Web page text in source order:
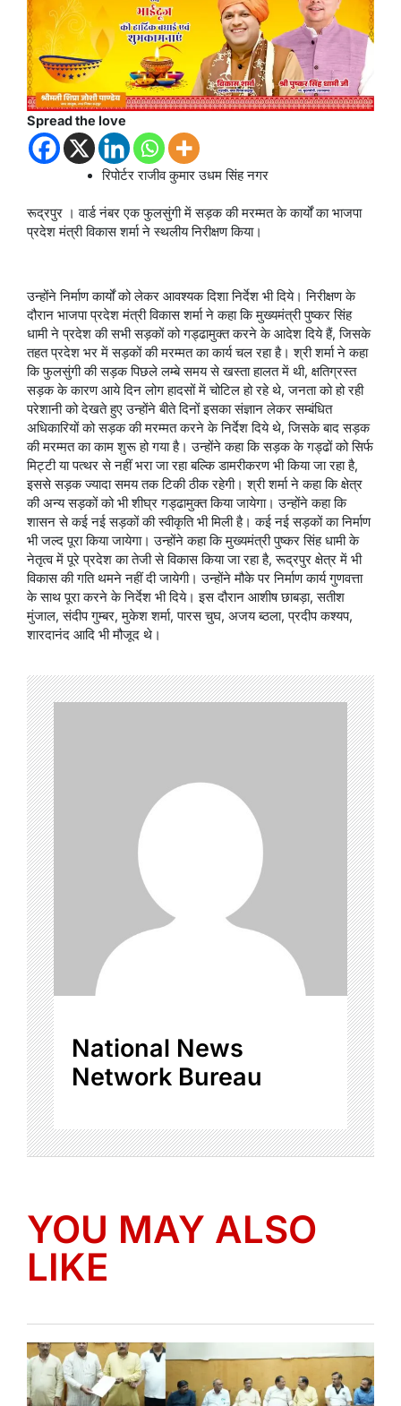
Spread the love
रिपोर्टर राजीव कुमार उधम सिंह नगर
रूद्रपुर । वार्ड नंबर एक फुलसुंगी में सड़क की मरम्मत के कार्यों का भाजपा
प्रदेश मंत्री विकास शर्मा ने स्थलीय निरीक्षण किया।
उन्होंने निर्माण कार्यों को लेकर आवश्यक दिशा निर्देश भी दिये। निरीक्षण के
दौरान भाजपा प्रदेश मंत्री विकास शर्मा ने कहा कि मुख्यमंत्री पुष्कर सिंह
धामी ने प्रदेश की सभी सड़कों को गड्ढामुक्त करने के आदेश दिये हैं, जिसके
तहत प्रदेश भर में सड़कों की मरम्मत का कार्य चल रहा है। श्री शर्मा ने कहा
कि फुलसुंगी की सड़क पिछले लम्बे समय से खस्ता हालत में थी, क्षतिग्रस्त
सड़क के कारण आये दिन लोग हादसों में चोटिल हो रहे थे, जनता को हो रही
परेशानी को देखते हुए उन्होंने बीते दिनों इसका संज्ञान लेकर सम्बंधित
अधिकारियों को सड़क की मरम्मत करने के निर्देश दिये थे, जिसके बाद सड़क
की मरम्मत का काम शुरू हो गया है। उन्होंने कहा कि सड़क के गड्ढों को सिर्फ
मिट्टी या पत्थर से नहीं भरा जा रहा बल्कि डामरीकरण भी किया जा रहा है,
इससे सड़क ज्यादा समय तक टिकी ठीक रहेगी। श्री शर्मा ने कहा कि क्षेत्र
की अन्य सड़कों को भी शीघ्र गड्ढामुक्त किया जायेगा। उन्होंने कहा कि
शासन से कई नई सड़कों की स्वीकृति भी मिली है। कई नई सड़कों का निर्माण
भी जल्द पूरा किया जायेगा। उन्होंने कहा कि मुख्यमंत्री पुष्कर सिंह धामी के
नेतृत्व में पूरे प्रदेश का तेजी से विकास किया जा रहा है, रूद्रपुर क्षेत्र में भी
विकास की गति थमने नहीं दी जायेगी। उन्होंने मौके पर निर्माण कार्य गुणवत्ता
के साथ पूरा करने के निर्देश भी दिये। इस दौरान आशीष छाबड़ा, सतीश
मुंजाल, संदीप गुम्बर, मुकेश शर्मा, पारस चुघ, अजय ब्ठला, प्रदीप कश्यप,
शारदानंद आदि भी मौजूद थे।
National News
Network Bureau
YOU MAY ALSO
LIKE